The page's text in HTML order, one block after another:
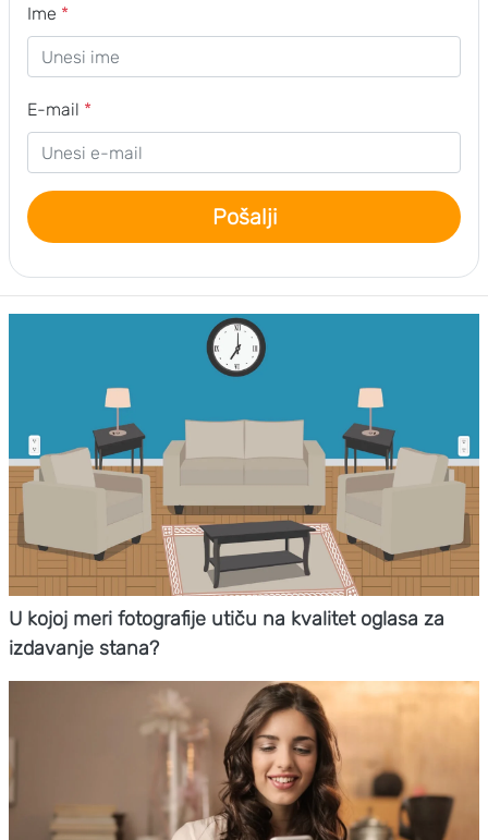
Ime *
E-mail *
Pošalji
U kojoj meri fotografije utiču na kvalitet oglasa za
izdavanje stana?